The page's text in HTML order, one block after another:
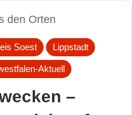
den Orten
Soest Lippstadt
Aktuell
–